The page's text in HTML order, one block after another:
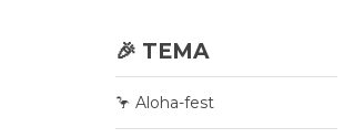
🎉 TEMA
🦩 Aloha-fest